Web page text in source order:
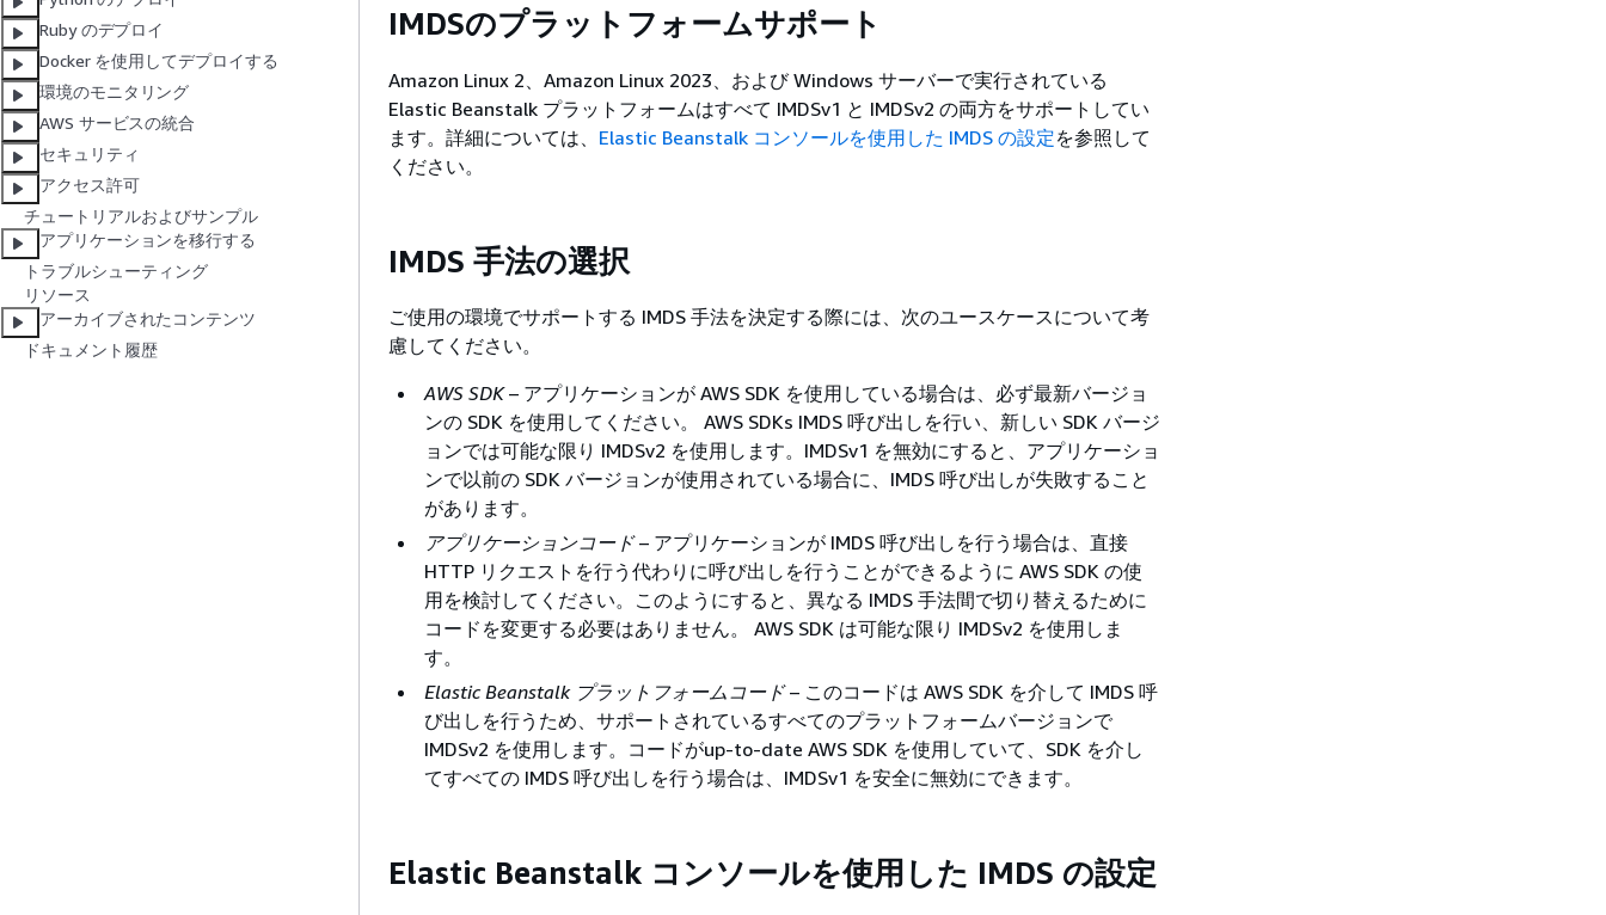
Ruby のデプロイ
Docker を使用してデプロイする
環境のモニタリング
AWS サービスの統合
セキュリティ
アクセス許可
チュートリアルおよびサンプル
アプリケーションを移行する
トラブルシューティング
リソース
アーカイブされたコンテンツ
ドキュメント履歴
IMDSのプラットフォームサポート
Amazon Linux 2、Amazon Linux 2023、および Windows サーバーで実行されている
Elastic Beanstalk プラットフォームはすべて IMDSv1 と IMDSv2 の両方をサポートしてい
ます。詳細については、 Elastic Beanstalk コンソールを使用した IMDS の設定を参照して
ください。
IMDS 手法の選択
ご使用の環境でサポートする IMDS 手法を決定する際には、次のユースケースについて考
慮してください。
AWS SDK– アプリケーションが AWS SDK を使用している場合は、必ず最新バージョ
ンの SDK を使用してください。 AWS SDKs IMDS 呼び出しを行い、新しい SDK バージ
ョンでは可能な限り IMDSv2 を使用します。IMDSv1 を無効にすると、アプリケーショ
ンで以前の SDK バージョンが使用されている場合に、IMDS 呼び出しが失敗すること
があります。
アプリケーションコード– アプリケーションが IMDS 呼び出しを行う場合は、直接
HTTP リクエストを行う代わりに呼び出しを行うことができるように AWS SDK の使
用を検討してください。このようにすると、異なる IMDS 手法間で切り替えるために
コードを変更する必要はありません。 AWS SDK は可能な限り IMDSv2 を使用しま
す。
Elastic Beanstalk プラットフォームコード– このコードは AWS SDK を介して IMDS 呼
び出しを行うため、サポートされているすべてのプラットフォームバージョンで
IMDSv2 を使用します。コードがup-to-date AWS SDK を使用していて、SDK を介し
てすべての IMDS 呼び出しを行う場合は、IMDSv1 を安全に無効にできます。
Elastic Beanstalk コンソールを使用した IMDS の設定